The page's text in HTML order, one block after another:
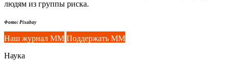
людям из группы риска.
Фото: Pixabay
Наш журнал ММ Поддержать ММ
Наука